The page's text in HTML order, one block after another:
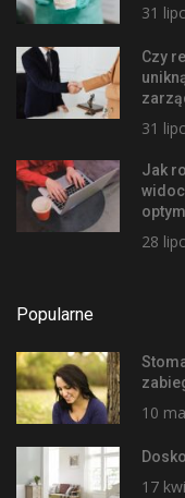
31
Czy
31
Jak
28
Popularne
10
17